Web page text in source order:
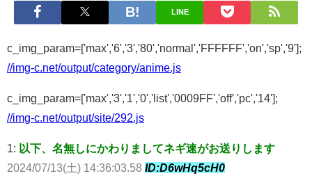
LINE
c_img_param=['max','6','3','80','normal','FFFFFF','on','sp','9'];
//img-c.net/output/category/anime.js
c_img_param=['max','3','1','0','list','0009FF','off','pc','14'];
//img-c.net/output/site/292.js
1: 以下、名無しにかわりましてネギ速がお送りします
2024/07/13(土) 14:36:03.58 ID:D6wHq5cH0